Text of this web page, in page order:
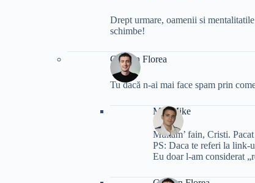
Drept urmare, oamenii si
schimbe!
Cristian Florea
Tu dacă n-ai mai face spam prin
MadMike
Multam’ fain, Cristi.
PS: Daca te referi la link-
Eu doar l-am considerat